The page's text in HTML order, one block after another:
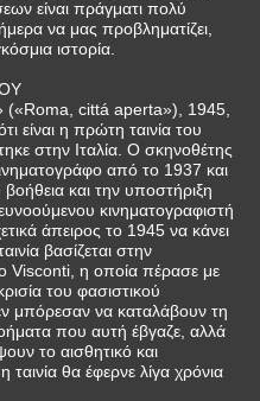
είναι πράγματι πολύ
να μας προβληματίζει,
ιστορία.
(«Roma, cittá aperta»), 1945,
είναι η πρώτη ταινία του
στην Ιταλία. Ο σκηνοθέτης
από το 1937 και
και την υποστήριξη
κινηματογραφιστή
άπειρος το 1945 να κάνει
βασίζεται στην
Visconti, η οποία πέρασε με
του φασιστικού
μπόρεσαν να καταλάβουν τη
που αυτή έβγαζε, αλλά
το αισθητικό και
θα έφερνε λίγα χρόνια